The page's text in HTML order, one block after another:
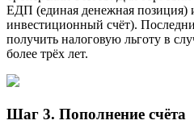
ЕДП (единая денежная
инвестиционный счёт).
получить налоговую льготу в
более трёх лет.
Шаг 3. Пополнение счёта